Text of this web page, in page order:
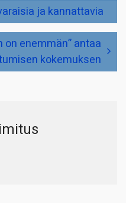
ja kannattavia
on enemmän” antaa
kokemuksen